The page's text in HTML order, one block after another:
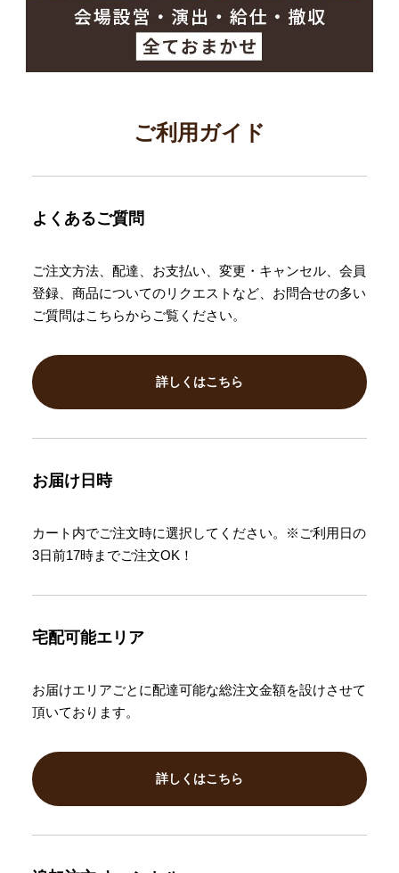
ご利用ガイド
よくあるご質問
ご注文方法、配達、お支払い、変更・キャンセル、会員
登録、商品についてのリクエストなど、お問合せの多い
ご質問はこちらからご覧ください。
詳しくはこちら
お届け日時
カート内でご注文時に選択してください。※ご利用日の
3日前17時までご注文OK！
宅配可能エリア
お届けエリアごとに配達可能な総注文金額を設けさせて
頂いております。
詳しくはこちら